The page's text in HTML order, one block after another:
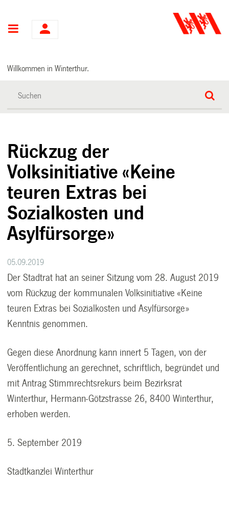
Hauptnavigation
Willkommen in Winterthur.
Rückzug der
Volksinitiative «Keine
teuren Extras bei
Sozialkosten und
Asylfürsorge»
05.09.2019
Der Stadtrat hat an seiner Sitzung vom 28. August 2019
vom Rückzug der kommunalen Volksinitiative «Keine
teuren Extras bei Sozialkosten und Asylfürsorge»
Kenntnis genommen.
Gegen diese Anordnung kann innert 5 Tagen, von der
Veröffentlichung an gerechnet, schriftlich, begründet und
mit Antrag Stimmrechtsrekurs beim Bezirksrat
Winterthur, Hermann-Götzstrasse 26, 8400 Winterthur,
erhoben werden.
5. September 2019
Stadtkanzlei Winterthur